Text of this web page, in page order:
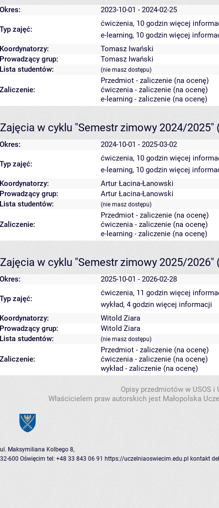
Okres: 2023-10-01 - 2024-02-25
Typ zajęć:
ćwiczenia, 10 godzin więcej
e-learning, 10 godzin więcej
Koordynatorzy:
Tomasz Iwański
Prowadzący grup:
Tomasz Iwański
Lista studentów:
(nie masz dostępu)
Zaliczenie:
Przedmiot - zaliczenie (na ocenę)
ćwiczenia - zaliczenie (na ocenę)
e-learning - zaliczenie (na ocenę)
Zajęcia w cyklu "Semestr zimowy 2024/2025"
Okres: 2024-10-01 - 2025-03-02
Typ zajęć:
ćwiczenia, 10 godzin więcej
e-learning, 10 godzin więcej
Koordynatorzy:
Artur Łacina-Łanowski
Prowadzący grup:
Artur Łacina-Łanowski
Lista studentów:
(nie masz dostępu)
Zaliczenie:
Przedmiot - zaliczenie (na ocenę)
ćwiczenia - zaliczenie (na ocenę)
e-learning - zaliczenie (na ocenę)
Zajęcia w cyklu "Semestr zimowy 2025/2026"
Okres: 2025-10-01 - 2026-02-28
Typ zajęć:
ćwiczenia, 11 godzin więcej
wykład, 4 godzin więcej informacji
Koordynatorzy:
Witold Ziara
Prowadzący grup:
Witold Ziara
Lista studentów:
(nie masz dostępu)
Zaliczenie:
Przedmiot - zaliczenie (na ocenę)
ćwiczenia - zaliczenie (na ocenę)
wykład - zaliczenie (na ocenę)
Opisy przedmiotów w USOS
Właścicielem praw autorskich jest Małopolska
ul. Maksymiliana Kolbego 8,
32-600 Oświęcim tel: +48 33 843 06 91 https://uczelniaoswiecim.edu.pl kontakt